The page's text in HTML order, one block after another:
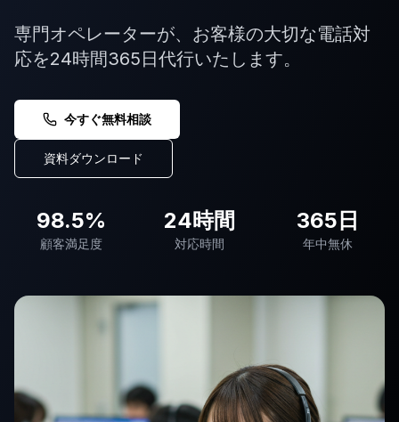
専門オペレーターが、お客様の大切な電話対
応を24時間365日代行いたします。
今すぐ無料相談
資料ダウンロード
98.5%
顧客満足度
24時間
対応時間
365日
年中無休